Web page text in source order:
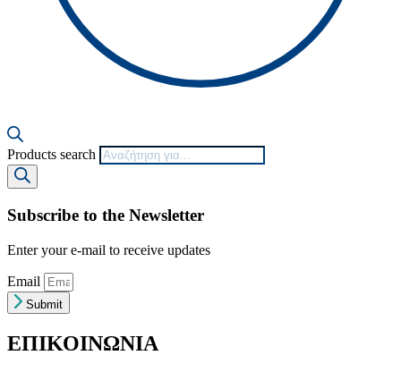
Products search
Subscribe to the Newsletter
Enter your e-mail to receive updates
Email
Submit
ΕΠΙΚΟΙΝΩΝΙΑ